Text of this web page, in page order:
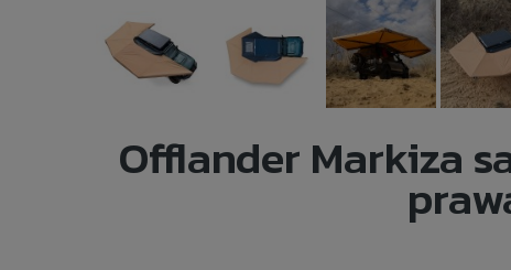
Offlander Markiza